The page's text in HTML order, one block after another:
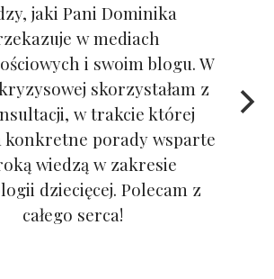
jaki Pani Dominika
w mediach
i swoim blogu. W
skorzystałam z
w trakcie której
konkretne porady wsparte
wiedzą w zakresie
dziecięcej. Polecam z
całego serca!